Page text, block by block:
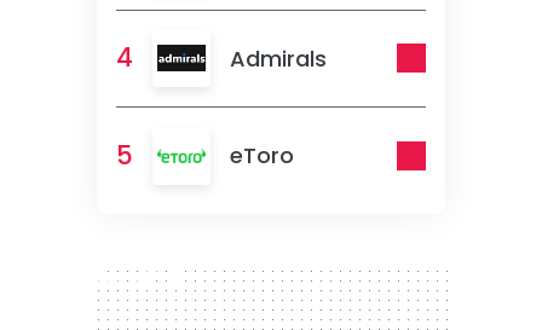
4 Admirals
5 eToro
300 x 250